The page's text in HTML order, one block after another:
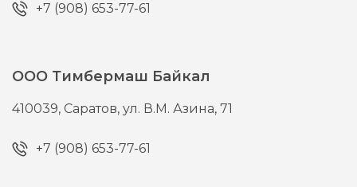
+7 (908) 653-77-61
ООО Тимбермаш Байкал
410039, Саратов,ул. В.М. Азина, 71
+7 (908) 653-77-61